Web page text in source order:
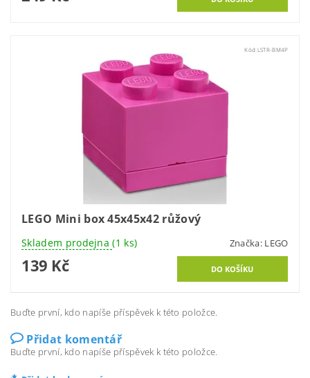
Kód: LSTR-BM4P
LEGO Mini box 45x45x42 růžový
Skladem prodejna(1 ks) Značka: LEGO
139 Kč
Buďte první, kdo napíše příspěvek k této položce.
Přidat komentář
Buďte první, kdo napíše příspěvek k této položce.